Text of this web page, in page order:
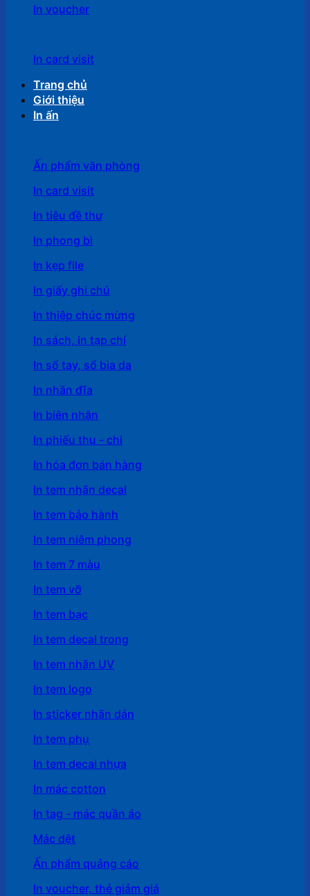
In voucher
In card visit
Trang chủ
Giới thiệu
In ấn
Ấn phẩm văn phòng
In card visit
In tiêu đề thư
In phong bì
In kẹp file
In giấy ghi chú
In thiệp chúc mừng
In sách, in tạp chí
In sổ tay, sổ bìa da
In nhãn đĩa
In biên nhận
In phiếu thu - chi
In hóa đơn bán hàng
In tem nhãn decal
In tem bảo hành
In tem niêm phong
In tem 7 màu
In tem vỡ
In tem bạc
In tem decal trong
In tem nhãn UV
In tem logo
In sticker nhãn dán
In tem phụ
In tem decal nhựa
In mác cotton
In tag - mác quần áo
Mác dệt
Ấn phẩm quảng cáo
In voucher, thẻ giảm giá